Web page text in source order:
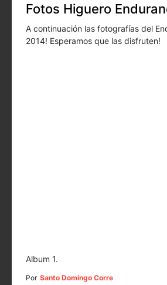
Fotos Higuero
A continuación las fotografías del
2014! Esperamos que las disfruten!
Album 1.
Por Santo Domingo Corre